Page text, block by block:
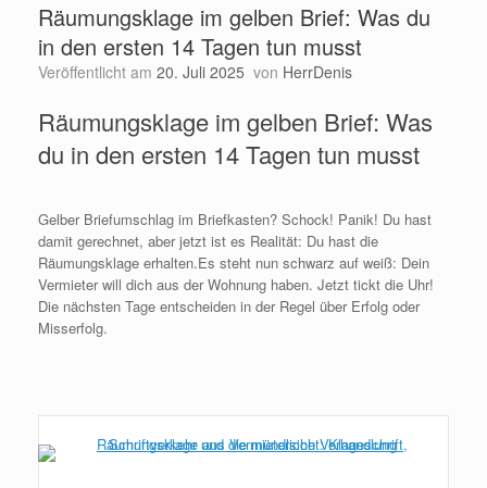
Räumungsklage im gelben Brief: Was du
in den ersten 14 Tagen tun musst
Veröffentlicht am 20. Juli 2025 von HerrDenis
Räumungsklage im gelben Brief: Was
du in den ersten 14 Tagen tun musst
Gelber Briefumschlag im Briefkasten? Schock! Panik! Du hast
damit gerechnet, aber jetzt ist es Realität: Du hast die
Räumungsklage erhalten.Es steht nun schwarz auf weiß: Dein
Vermieter will dich aus der Wohnung haben. Jetzt tickt die Uhr!
Die nächsten Tage entscheiden in der Regel über Erfolg oder
Misserfolg.